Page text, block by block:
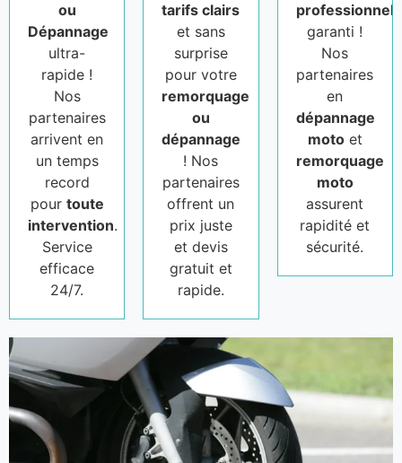
ou
Dépannage
ultra-
rapide !
Nos
partenaires
arrivent en
un temps
record
pour toute
intervention.
Service
efficace
24/7.
tarifs clairs
et sans
surprise
pour votre
remorquage
ou
dépannage
! Nos
partenaires
offrent un
prix juste
et devis
gratuit et
rapide.
professionnel
garanti !
Nos
partenaires
en
dépannage
motoet
remorquage
moto
assurent
rapidité et
sécurité.